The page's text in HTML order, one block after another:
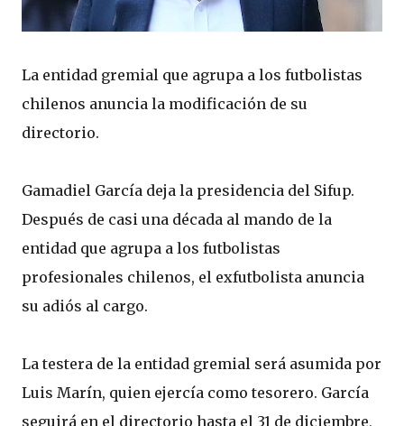
La entidad gremial que agrupa a los futbolistas
chilenos anuncia la modificación de su
directorio.
Gamadiel García deja la presidencia del Sifup.
Después de casi una década al mando de la
entidad que agrupa a los futbolistas
profesionales chilenos, el exfutbolista anuncia
su adiós al cargo.
La testera de la entidad gremial será asumida por
Luis Marín, quien ejercía como tesorero. García
seguirá en el directorio hasta el 31 de diciembre,